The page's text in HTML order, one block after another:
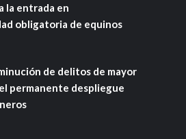
la entrada en
obligatoria de equinos
de delitos de mayor
permanente despliegue